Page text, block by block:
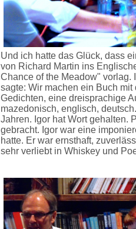
Und ich hatte das Glück, dass
von Richard Martin ins
Chance of the Meadow"
sagte: Wir machen ein Buch mit
Gedichten, eine dreisprachige
mazedonisch, englisch,
Jahren. Igor hat Wort gehalten.
gebracht. Igor war eine
hatte. Er war ernsthaft,
sehr verliebt in Whiskey und